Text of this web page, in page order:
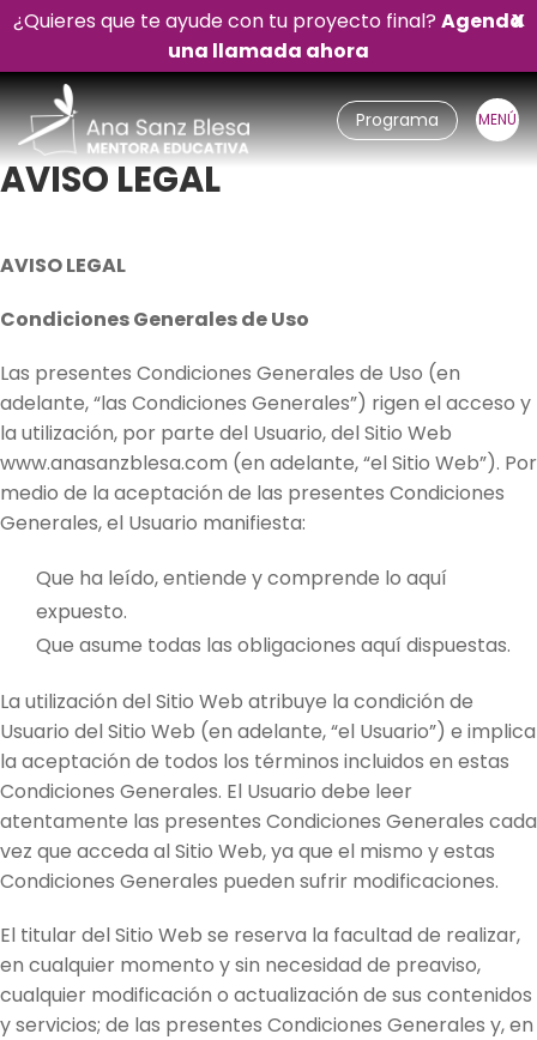
X
¿Quieres que te ayude con tu proyecto final? Agenda
una llamada ahora
Programa
AVISO LEGAL
AVISO LEGAL
Condiciones Generales de Uso
Las presentes Condiciones Generales de Uso (en
adelante, “las Condiciones Generales”) rigen el acceso y
la utilización, por parte del Usuario, del Sitio Web
www.anasanzblesa.com (en adelante, “el Sitio Web”). Por
medio de la aceptación de las presentes Condiciones
Generales, el Usuario manifiesta:
Que ha leído, entiende y comprende lo aquí
expuesto.
Que asume todas las obligaciones aquí dispuestas.
La utilización del Sitio Web atribuye la condición de
Usuario del Sitio Web (en adelante, “el Usuario”) e implica
la aceptación de todos los términos incluidos en estas
Condiciones Generales. El Usuario debe leer
atentamente las presentes Condiciones Generales cada
vez que acceda al Sitio Web, ya que el mismo y estas
Condiciones Generales pueden sufrir modificaciones.
El titular del Sitio Web se reserva la facultad de realizar,
en cualquier momento y sin necesidad de preaviso,
cualquier modificación o actualización de sus contenidos
y servicios; de las presentes Condiciones Generales y, en